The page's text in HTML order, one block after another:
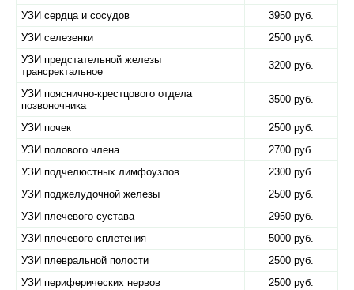
УЗИ сердца и сосудов
3950 руб.
УЗИ селезенки
2500 руб.
УЗИ предстательной железы
трансректальное
3200 руб.
УЗИ пояснично-крестцового отдела
позвоночника
3500 руб.
УЗИ почек
2500 руб.
УЗИ полового члена
2700 руб.
УЗИ подчелюстных лимфоузлов
2300 руб.
УЗИ поджелудочной железы
2500 руб.
УЗИ плечевого сустава
2950 руб.
УЗИ плечевого сплетения
5000 руб.
УЗИ плевральной полости
2500 руб.
УЗИ периферических нервов
2500 руб.